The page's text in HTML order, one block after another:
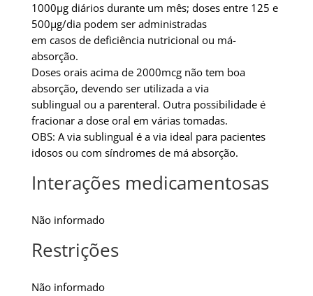
1000µg diários durante um mês; doses entre 125 e
500µg/dia podem ser administradas
em casos de deficiência nutricional ou má-
absorção.
Doses orais acima de 2000mcg não tem boa
absorção, devendo ser utilizada a via
sublingual ou a parenteral. Outra possibilidade é
fracionar a dose oral em várias tomadas.
OBS: A via sublingual é a via ideal para pacientes
idosos ou com síndromes de má absorção.
Interações medicamentosas
Não informado
Restrições
Não informado